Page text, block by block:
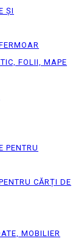
ȘI
FOLII, MAPE
PENTRU
CĂRȚI DE
MOBILIER